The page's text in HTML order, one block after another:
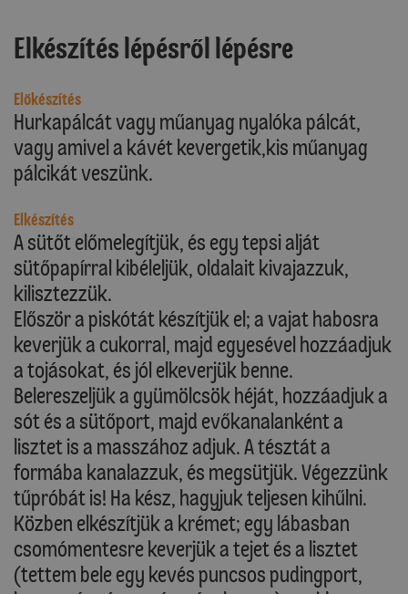
Elkészítés lépésről lépésre
Előkészítés
Hurkapálcát vagy műanyag nyalóka pálcát,
vagy amivel a kávét kevergetik,kis műanyag
pálcikát veszünk.
Elkészítés
A sütőt előmelegítjük, és egy tepsi alját
sütőpapírral kibéleljük, oldalait kivajazzuk,
kilisztezzük.
Először a piskótát készítjük el; a vajat habosra
keverjük a cukorral, majd egyesével hozzáadjuk
a tojásokat, és jól elkeverjük benne.
Belereszeljük a gyümölcsök héját, hozzáadjuk a
sót és a sütőport, majd evőkanalanként a
lisztet is a masszához adjuk. A tésztát a
formába kanalazzuk, és megsütjük. Végezzünk
tűpróbát is! Ha kész, hagyjuk teljesen kihűlni.
Közben elkészítjük a krémet; egy lábasban
csomómentesre keverjük a tejet és a lisztet
(tettem bele egy kevés puncsos pudingport,